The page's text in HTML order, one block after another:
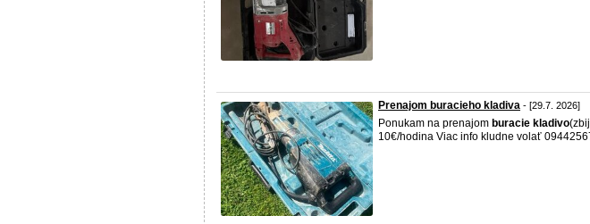
Prenajom buracieho kladiva - [29.7. 2026]
Ponukam na prenajom buracie kladivo
10€/hodina Viac info kludne volať